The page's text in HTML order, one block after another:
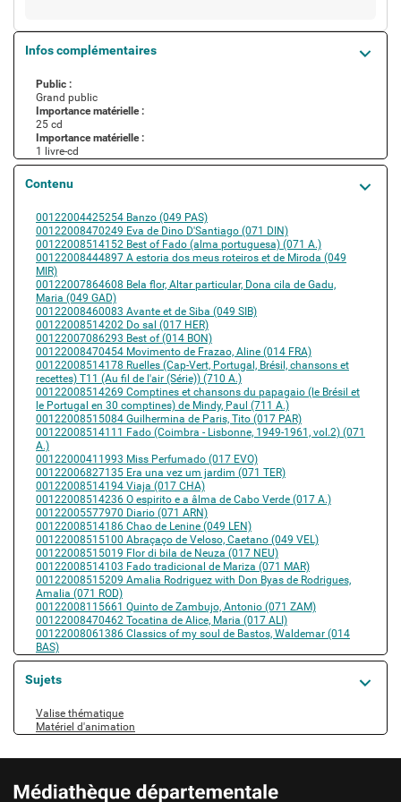
Infos complémentaires
Public :
Grand public
Importance matérielle :
25 cd
Importance matérielle :
1 livre-cd
Contenu
Contient
00122004425254 Banzo (049 PAS)
00122008470249 Eva de Dino D'Santiago (071 DIN)
00122008514152 Best of Fado (alma portuguesa) (071 A.)
00122008444897 A estoria dos meus roteiros et de Miroda (049
MIR)
00122007864608 Bela flor, Altar particular, Dona cila de Gadu,
Maria (049 GAD)
00122008460083 Avante et de Siba (049 SIB)
00122008514202 Do sal (017 HER)
00122007086293 Best of (014 BON)
00122008470454 Movimento de Frazao, Aline (014 FRA)
00122008514178 Ruelles (Cap-Vert, Portugal, Brésil, chansons et
recettes) T11 (Au fil de l'air (Série)) (710 A.)
00122008514269 Comptines et chansons du papagaio (le Brésil et
le Portugal en 30 comptines) de Mindy, Paul (711 A.)
00122008515084 Guilhermina de Paris, Tito (017 PAR)
00122008514111 Fado (Coimbra - Lisbonne, 1949-1961, vol.2) (071
A.)
00122000411993 Miss Perfumado (017 EVO)
00122006827135 Era una vez um jardim (071 TER)
00122008514194 Viaja (017 CHA)
00122008514236 O espirito e a âlma de Cabo Verde (017 A.)
00122005577970 Diario (071 ARN)
00122008514186 Chao de Lenine (049 LEN)
00122008515100 Abraçaço de Veloso, Caetano (049 VEL)
00122008515019 Flor di bila de Neuza (017 NEU)
00122008514103 Fado tradicional de Mariza (071 MAR)
00122008515209 Amalia Rodriguez with Don Byas de Rodrigues,
Amalia (071 ROD)
00122008115661 Quinto de Zambujo, Antonio (071 ZAM)
00122008470462 Tocatina de Alice, Maria (017 ALI)
00122008061386 Classics of my soul de Bastos, Waldemar (014
BAS)
Sujets
A pour sujet
Valise thématique
Matériel d'animation
AUTRES INFORMATIONS ET MENTIONS LÉGALES